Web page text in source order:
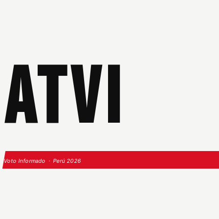
ATVI
Voto Informado · Perú 2026